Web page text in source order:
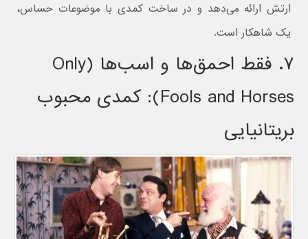
ارتش ارائه می‌دهد و در ساخت کمدی با موضوعات حساس،
یک شاهکار است.
۷. فقط احمق‌ها و اسب‌ها (Only
Fools and Horses): کمدی محبوب
بریتانیایی